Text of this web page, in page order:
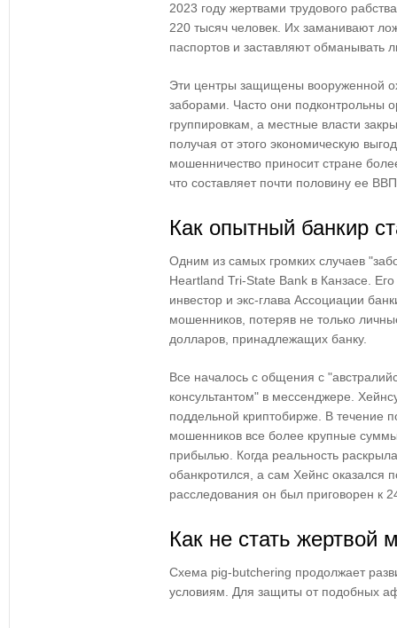
2023 году жертвами трудового
220 тысяч человек. Их заманивают
паспортов и заставляют обманывать
Эти центры защищены вооруженной
заборами. Часто они подконтрольны
группировкам, а местные власти
получая от этого экономическую
мошенничество приносит стране
что составляет почти половину ее
Как опытный банкир
Одним из самых громких случаев
Heartland Tri-State Bank в Канзасе.
инвестор и экс-глава Ассоциации
мошенников, потеряв не только
долларов, принадлежащих банку.
Все началось с общения с
консультантом" в мессенджере.
поддельной криптобирже. В течение
мошенников все более крупные
прибылью. Когда реальность
обанкротился, а сам Хейнс оказался
расследования он был приговорен к
Как не стать жертвой
Схема pig-butchering продолжает
условиям. Для защиты от подобных